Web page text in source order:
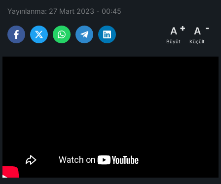
Yayınlanma: 27 Mart 2023 - 00:45
A
Büyüt
A
Küçült